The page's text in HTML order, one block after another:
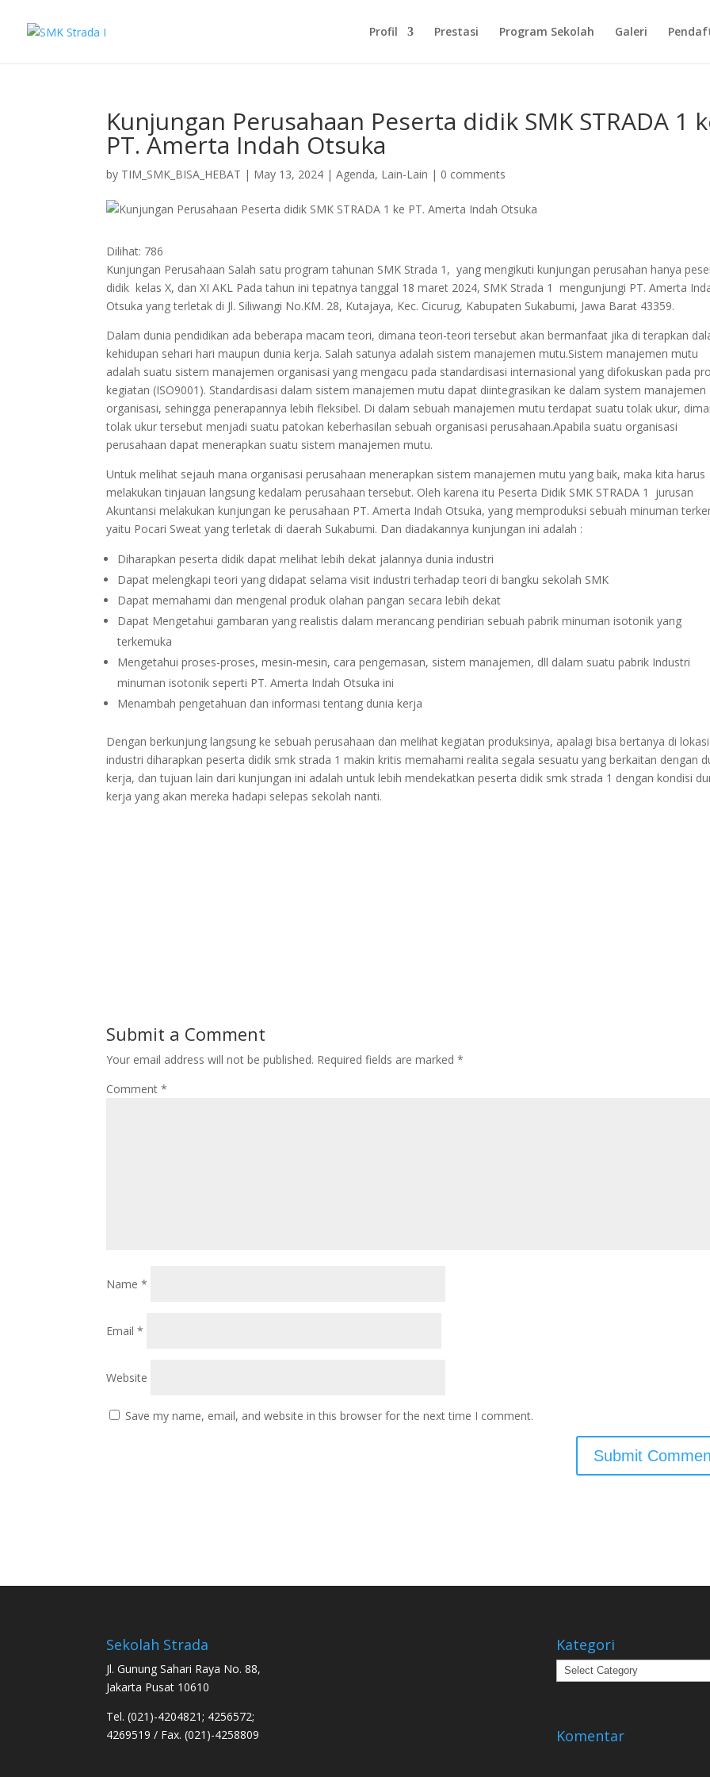
Profil Prestasi Program Sekolah Galeri
Kunjungan Perusahaan Peserta didik SMK STRADA 1
PT. Amerta Indah Otsuka
by TIM_SMK_BISA_HEBAT | May 13, 2024 |Agenda, Lain-Lain | 0 comments
Dilihat: 786
Kunjungan Perusahaan Salah satu program tahunan SMK Strada 1, yang mengikuti kunjungan perusahan hanya
didik kelas X, dan XI AKL Pada tahun ini tepatnya tanggal 18 maret 2024, SMK Strada 1 mengunjungi PT. Amerta
Otsuka yang terletak di Jl. Siliwangi No.KM. 28, Kutajaya, Kec. Cicurug, Kabupaten Sukabumi, Jawa Barat 43359.
Dalam dunia pendidikan ada beberapa macam teori, dimana teori-teori tersebut akan bermanfaat jika di terapkan
kehidupan sehari hari maupun dunia kerja. Salah satunya adalah sistem manajemen mutu.Sistem manajemen mutu
adalah suatu sistem manajemen organisasi yang mengacu pada standardisasi internasional yang difokuskan pada
kegiatan (ISO9001). Standardisasi dalam sistem manajemen mutu dapat diintegrasikan ke dalam system manajemen
organisasi, sehingga penerapannya lebih fleksibel. Di dalam sebuah manajemen mutu terdapat suatu tolak ukur,
tolak ukur tersebut menjadi suatu patokan keberhasilan sebuah organisasi perusahaan.Apabila suatu organisasi
perusahaan dapat menerapkan suatu sistem manajemen mutu.
Untuk melihat sejauh mana organisasi perusahaan menerapkan sistem manajemen mutu yang baik, maka kita harus
melakukan tinjauan langsung kedalam perusahaan tersebut. Oleh karena itu Peserta Didik SMK STRADA 1 jurusan
Akuntansi melakukan kunjungan ke perusahaan PT. Amerta Indah Otsuka, yang memproduksi sebuah minuman
yaitu Pocari Sweat yang terletak di daerah Sukabumi. Dan diadakannya kunjungan ini adalah :
Diharapkan peserta didik dapat melihat lebih dekat jalannya dunia industri
Dapat melengkapi teori yang didapat selama visit industri terhadap teori di bangku sekolah SMK
Dapat memahami dan mengenal produk olahan pangan secara lebih dekat
Dapat Mengetahui gambaran yang realistis dalam merancang pendirian sebuah pabrik minuman isotonik yang
terkemuka
Mengetahui proses-proses, mesin-mesin, cara pengemasan, sistem manajemen, dll dalam suatu pabrik Industri
minuman isotonik seperti PT. Amerta Indah Otsuka ini
Menambah pengetahuan dan informasi tentang dunia kerja
Dengan berkunjung langsung ke sebuah perusahaan dan melihat kegiatan produksinya, apalagi bisa bertanya di lokasi
industri diharapkan peserta didik smk strada 1 makin kritis memahami realita segala sesuatu yang berkaitan dengan
kerja, dan tujuan lain dari kunjungan ini adalah untuk lebih mendekatkan peserta didik smk strada 1 dengan kondisi
kerja yang akan mereka hadapi selepas sekolah nanti.
Submit a Comment
Your email address will not be published. Required fields are marked*
Comment*
Name*
Email*
Website
Save my name, email, and website in this browser for the next time I comment.
Sekolah Strada
Jl. Gunung Sahari Raya No. 88,
Jakarta Pusat 10610
Tel. (021)-4204821; 4256572;
4269519 / Fax. (021)-4258809
Kategori
Kategori
Komentar